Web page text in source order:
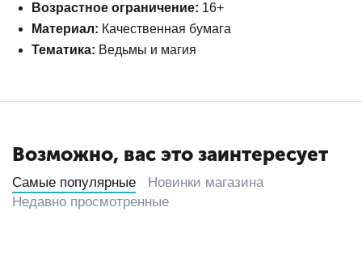
Возрастное ограничение: 16+
Материал: Качественная бумага
Тематика: Ведьмы и магия
Возможно, вас это заинтересует
Самые популярные
Новинки магазина
Недавно просмотренные